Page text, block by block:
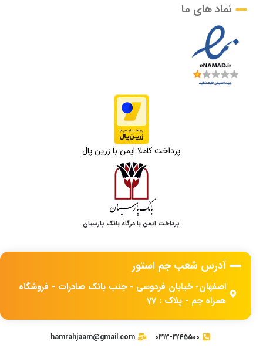
نماد های ما
پرداخت کاملا ایمن با زرین پال
پرداخت ایمن با درگاه بانک پارسیان
آدرس شعب جم استور
اصفهان- خیابان فردوسی - جنب بانک صادرات - فروشگاه
همراه جم - پلاک : 77
0313-2245500
hamrahjaam@gmail.com